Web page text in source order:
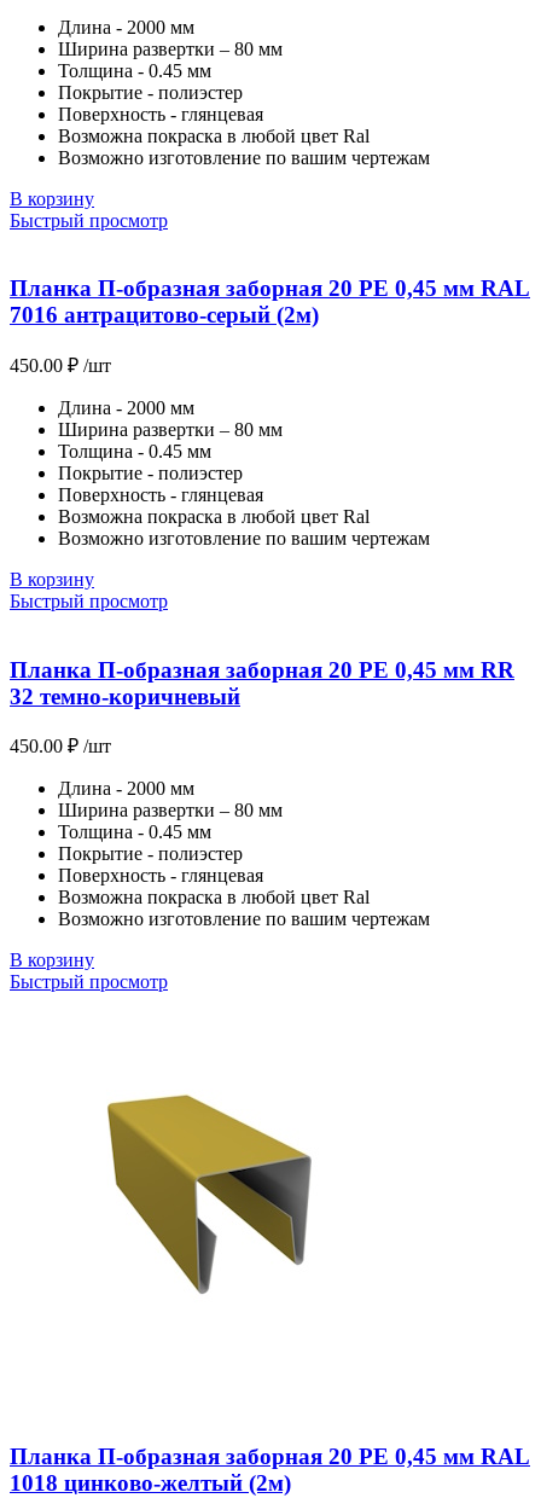
Длина - 2000 мм
Ширина развертки – 80 мм
Толщина - 0.45 мм
Покрытие - полиэстер
Поверхность - глянцевая
Возможна покраска в любой цвет Ral
Возможно изготовление по вашим чертежам
В корзину
Быстрый просмотр
Планка П-образная заборная 20 PE 0,45 мм RAL
7016 антрацитово-серый (2м)
450.00 ₽ /шт
Длина - 2000 мм
Ширина развертки – 80 мм
Толщина - 0.45 мм
Покрытие - полиэстер
Поверхность - глянцевая
Возможна покраска в любой цвет Ral
Возможно изготовление по вашим чертежам
В корзину
Быстрый просмотр
Планка П-образная заборная 20 PE 0,45 мм RR
32 темно-коричневый
450.00 ₽ /шт
Длина - 2000 мм
Ширина развертки – 80 мм
Толщина - 0.45 мм
Покрытие - полиэстер
Поверхность - глянцевая
Возможна покраска в любой цвет Ral
Возможно изготовление по вашим чертежам
В корзину
Быстрый просмотр
Планка П-образная заборная 20 PE 0,45 мм RAL
1018 цинково-желтый (2м)